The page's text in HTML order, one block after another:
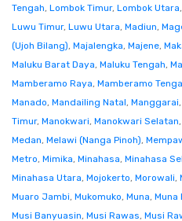
Tengah, Lombok Timur, Lombok Utara,
Luwu Timur, Luwu Utara, Madiun,
(Ujoh Bilang), Majalengka, Majene,
Maluku Barat Daya, Maluku Tengah,
Mamberamo Raya, Mamberamo
Manado, Mandailing Natal, Manggarai,
Timur, Manokwari, Manokwari Selatan,
Medan, Melawi (Nanga Pinoh),
Metro, Mimika, Minahasa, Minahasa
Minahasa Utara, Mojokerto, Morowali,
Muaro Jambi, Mukomuko, Muna, Muna
Musi Banyuasin, Musi Rawas, Musi